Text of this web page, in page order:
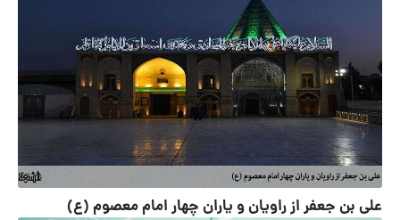
علی بن جعفر از راویان و یاران چهار امام معصوم (ع)